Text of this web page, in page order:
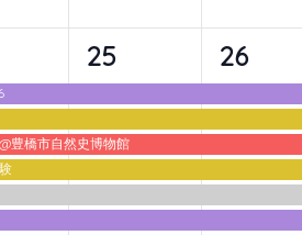
豊橋市自然史博物館
9
イ
ベ
ン
ト,
25
9
イ
ベ
ン
ト,
26